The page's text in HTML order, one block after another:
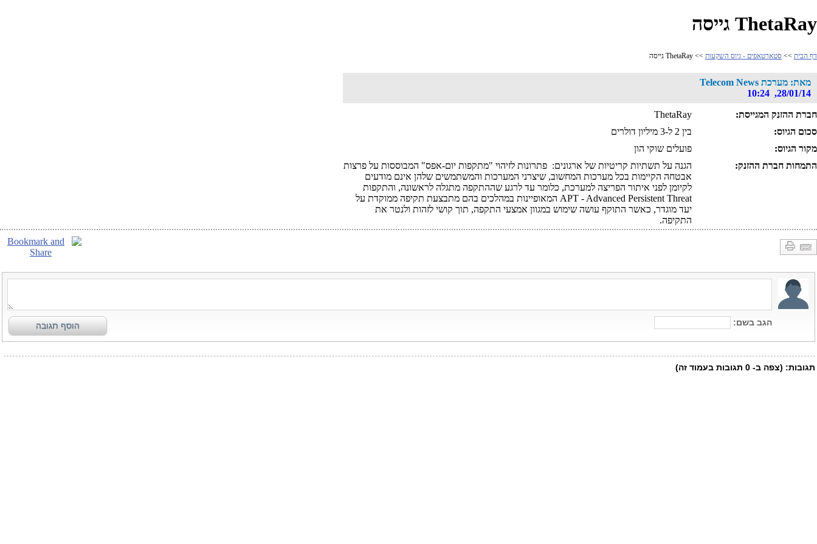
ThetaRay גייסה
דף הבית >> סטארטאפים - גיוס השקעות >> ThetaRay גייסה
מאת: מערכת Telecom News
28/01/14, 10:24
חברת ההזנק המגייסת:
ThetaRay
סכום הגיוס:
בין 2 ל-3 מיליון דולרים
מקור הגיוס:
פועלים שוקי הון
התמחות חברת ההזנק:
הגנה על תשתיות קריטיות של ארגונים: פתרונות לזיהוי "מתקפות יום-אפס" המבוססות על פרצות
אבטחה הקיימות בכל מערכות המחשוב, שיצרני המערכות והמשתמשים שלהן אינם מודעים
לקיומן לפני איתור הפריצה למערכת, כלומר עד לרגע שההתקפה מתגלה לראשונה, והתקפות
APT - Advanced Persistent Threat ה
מאופיינות במהלכים בהם מתבצעת תקיפה ממוקדת על
יעד מוגדר, כאשר התוקף עושה שימוש במגוון אמצעי התקפה, תוך קושי לזהות ולנטר את
התקיפה.